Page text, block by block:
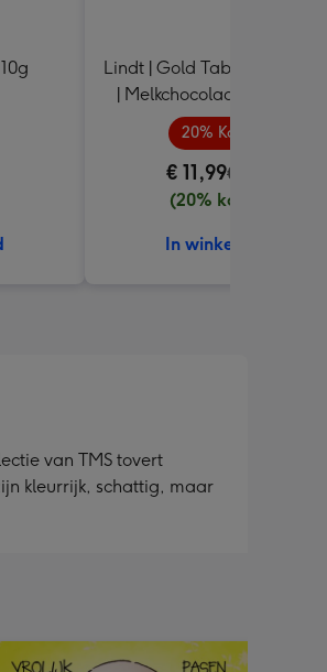
Lindt | Gold Tablet - Thank
| Melkchocoladereep |
20% Korting
€ 11,99€ 14,99
(20% korting)
In winkelmand
van TMS tovert
kleurrijk, schattig, maar